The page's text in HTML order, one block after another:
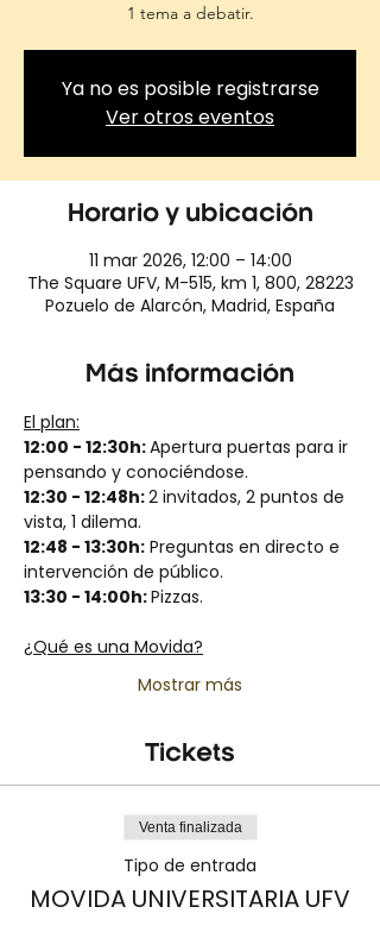
1 tema a debatir.
Ya no es posible registrarse
Ver otros eventos
Horario y ubicación
11 mar 2026, 12:00 – 14:00
The Square UFV, M-515, km 1, 800, 28223
Pozuelo de Alarcón, Madrid, España
Más información
El plan:
12:00 - 12:30h: Apertura puertas para ir
pensando y conociéndose.
12:30 - 12:48h: 2 invitados, 2 puntos de
vista, 1 dilema.
12:48 - 13:30h: Preguntas en directo e
intervención de público.
13:30 - 14:00h: Pizzas.
¿Qué es una Movida?
Mostrar más
Tickets
Venta finalizada
Tipo de entrada
MOVIDA UNIVERSITARIA UFV